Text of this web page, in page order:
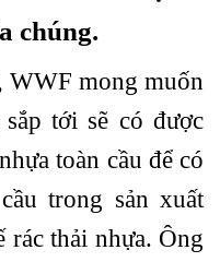
chúng.
WWF mong muốn
tới sẽ có được
toàn cầu để có
trong sản xuất
rác thải nhựa. Ông